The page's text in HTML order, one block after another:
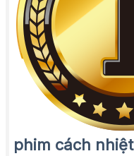
phim cách nhiệt